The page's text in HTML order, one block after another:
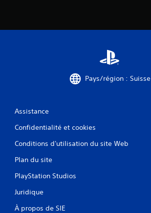
Pays/région : Suisse
Assistance
Confidentialité et cookies
Conditions d'utilisation du site Web
Plan du site
PlayStation Studios
Juridique
À propos de SIE